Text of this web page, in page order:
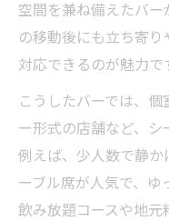
空間を兼ね備えたバ
の移動後にも立ち寄
対応できるのが魅力で
こうしたバーでは、
ー形式の店舗など、シ
例えば、少人数で静
ーブル席が人気で、ゆ
飲み放題コースや地